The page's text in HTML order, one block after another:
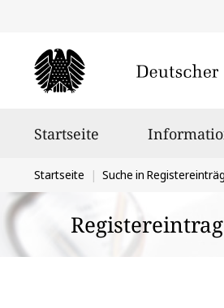
Startseite
Sie
befinden
sich
hier:
Startseite Suche in
Registereintrag